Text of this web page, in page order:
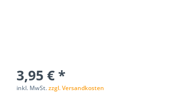
3,95 € *
inkl. MwSt.zzgl. Versandkosten